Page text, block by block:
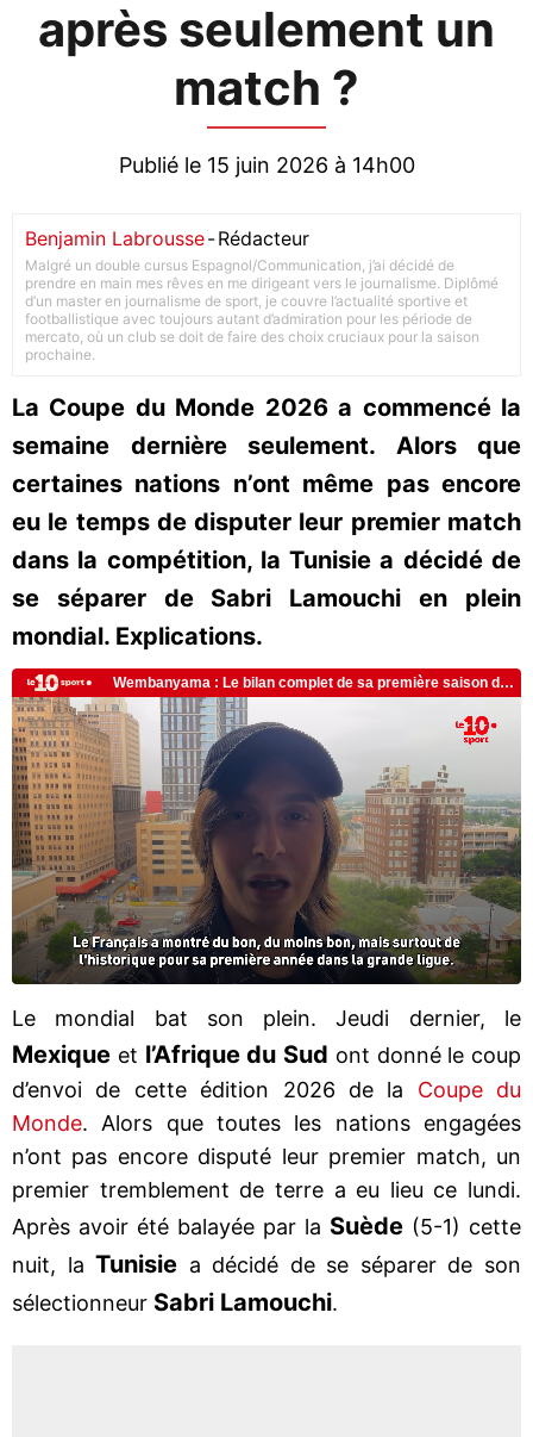
après seulement un
match ?
Publié le 15 juin 2026 à 14h00
Benjamin Labrousse-Rédacteur
Malgré un double cursus Espagnol/Communication, j’ai décidé de
prendre en main mes rêves en me dirigeant vers le journalisme. Diplômé
d’un master en journalisme de sport, je couvre l’actualité sportive et
footballistique avec toujours autant d’admiration pour les période de
mercato, où un club se doit de faire des choix cruciaux pour la saison
prochaine.
La Coupe du Monde 2026 a commencé la
semaine dernière seulement. Alors que
certaines nations n’ont même pas encore
eu le temps de disputer leur premier match
dans la compétition, la Tunisie a décidé de
se séparer de Sabri Lamouchi en plein
mondial. Explications.
Le mondial bat son plein. Jeudi dernier, le
Mexique et l’Afrique du Sud ont donné le coup
d’envoi de cette édition 2026 de la Coupe du
Monde. Alors que toutes les nations engagées
n’ont pas encore disputé leur premier match, un
premier tremblement de terre a eu lieu ce lundi.
Après avoir été balayée par la Suède (5-1) cette
nuit, laTunisie a décidé de se séparer de son
sélectionneur Sabri Lamouchi.